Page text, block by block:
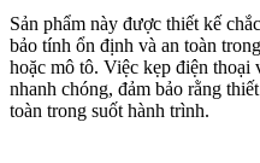
Sản phẩm này được thiết kế
bảo tính ổn định và an toàn
hoặc mô tô. Việc kẹp điện thoại
nhanh chóng, đảm bảo rằng
toàn trong suốt hành trình.